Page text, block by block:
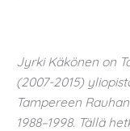
Jyrki Käkönen on
(2007-2015)
Tampereen
1988–1998. Tällä